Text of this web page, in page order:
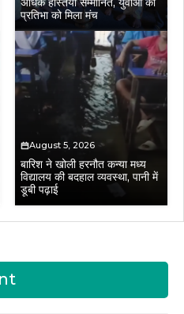
प्रतिभा को मिला मंच
August 5, 2026
बारिश ने खोली हरनौत कन्या मध्य
विद्यालय की बदहाल व्यवस्था, पानी में
डूबी पढ़ाई